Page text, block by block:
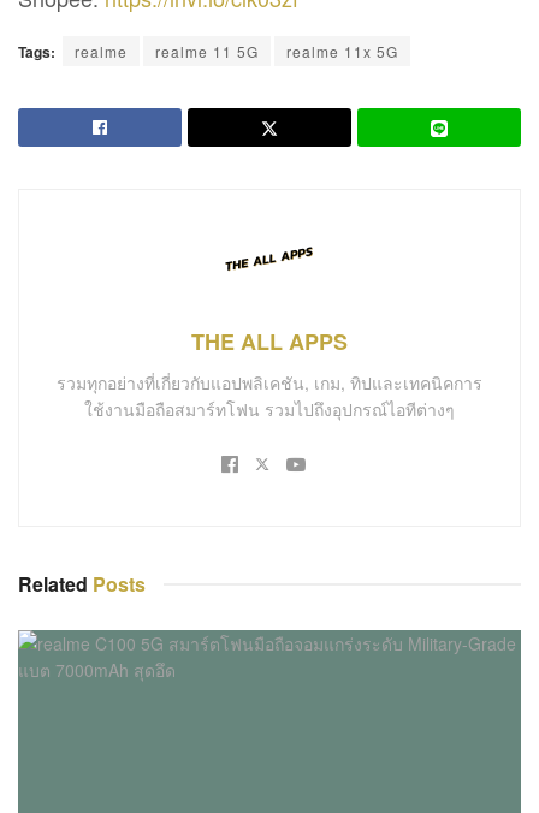
Tags: realme realme 11 5G realme 11x 5G
THE ALL APPS
รวมทุกอย่างที่เกี่ยวกับแอปพลิเคชัน, เกม, ทิปและเทคนิคการ
ใช้งานมือถือสมาร์ทโฟน รวมไปถึงอุปกรณ์ไอทีต่างๆ
Related Posts